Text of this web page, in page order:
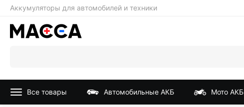
Аккумуляторы для автомобилей и техники
Все товары Автомобильные АКБ Мото АКБ